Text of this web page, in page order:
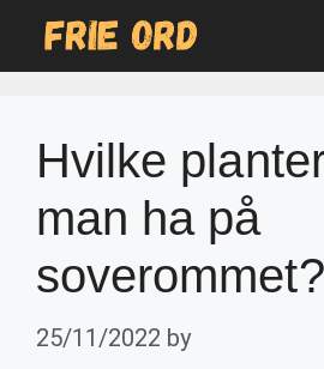
Hvilke
man ha på
soverommet?
25/11/2022 by